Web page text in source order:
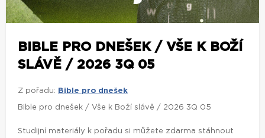
BIBLE PRO DNEŠEK / VŠE K BOŽÍ
SLÁVĚ / 2026 3Q 05
Z pořadu: Bible pro dnešek
Bible pro dnešek / Vše k Boží slávě / 2026 3Q 05
Studijní materiály k pořadu si můžete zdarma stáhnout